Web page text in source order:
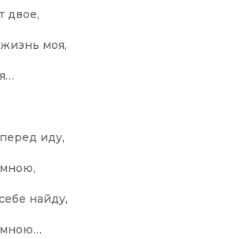
двое,
моя,
иду,
найду,
мною…